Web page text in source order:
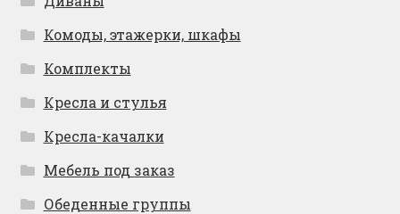
Комоды, этажерки, шкафы
Комплекты
Кресла и стулья
Кресла-качалки
Мебель под заказ
Обеденные группы